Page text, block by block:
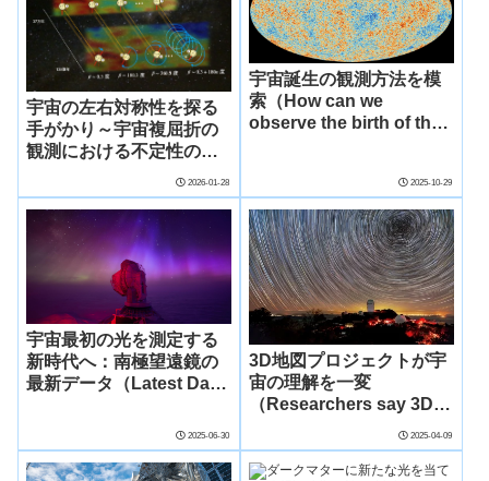
Astrophysical
Environments)
宇宙の左右対称性を探る
手がかり～宇宙複屈折の
観測における不定性の軽
2026-01-28
宇宙誕生の観測方法を模
索（How can we
observe the birth of the
2025-10-29
宇宙最初の光を測定する
新時代へ：南極望遠鏡の
最新データ（Latest Data
Telescope Signals ‘New
Era’ for Measuring the
First Light in the
2025-06-30
3D地図プロジェクトが宇
宙の理解を一変
（Researchers say 3D
our understanding of
the universe）
2025-04-09